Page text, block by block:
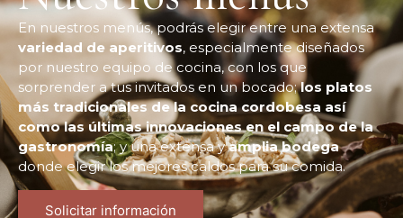
En nuestros menús, podrás elegir entre una extensa
variedad de aperitivos, especialmente diseñados
por nuestro equipo de cocina, con los que
sorprender a tus invitados en un bocado;los platos
más tradicionales de la cocina cordobesa así
como las últimas innovaciones en el campo de la
gastronomía; y una extensa yamplia bodega
donde elegir los mejores caldos para su comida.
Solicitar información